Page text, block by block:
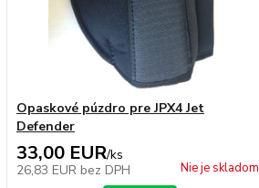
Opaskové púzdro pre JPX4 Jet
Defender
33,00 EUR/ks
26,83 EUR bez DPH Nie je skladom